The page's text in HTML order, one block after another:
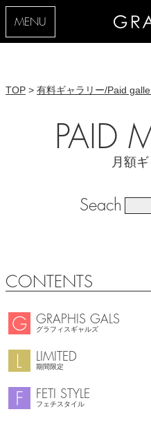
MENU
TOP > 有料ギャラリー/Paid
PAID
月額
Seach
CONTENTS
GRAPHIS GALS
グラフィスギャルズ
LIMITED
期間限定
FETI STYLE
フェチスタイル